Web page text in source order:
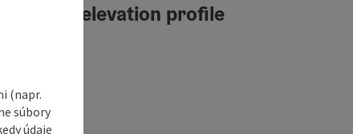
elevation profile
(napr.
súbory
údaje